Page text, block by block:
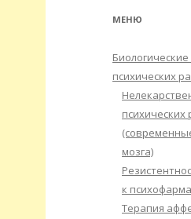
МЕНЮ
психических
психических
мозга)
к
Терапия